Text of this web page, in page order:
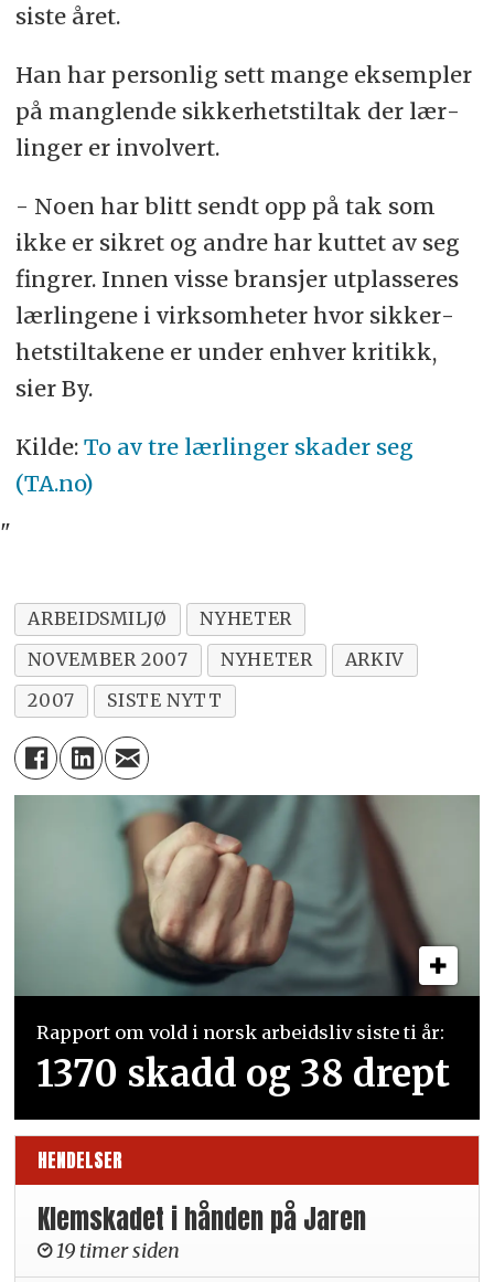
sis­te året.
Han har per­son­lig sett mange eks­emp­ler
på mang­len­de sik­ker­hets­til­tak der lær­
lin­ger er in­vol­vert.
- Noen har blitt sendt opp på tak som
ikke er sik­ret og andre har kut­tet av seg
fing­rer. Innen visse bran­sjer ut­plas­se­res
lær­lin­ge­ne i virk­som­he­ter hvor sik­ker­
hets­til­ta­ke­ne er un­der en­hver kri­tikk,
sier By.
Kilde: To av tre lærlinger skader seg
(TA.no)
"
ARBEIDSMILJØ
NYHETER
NOVEMBER 2007
NYHETER
ARKIV
2007
SISTE NYTT
Rapport om vold i norsk arbeidsliv siste ti år:
1370 skadd og 38 drept
HENDELSER
Klemskadet i hånden på Jaren
19 timer siden